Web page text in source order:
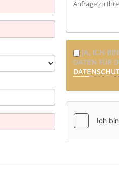
JA, ICH
DATEN FÜR